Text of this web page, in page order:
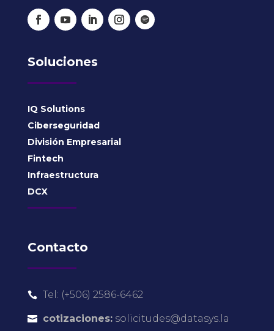
Soluciones
IQ Solutions
Ciberseguridad
División Empresarial
Fintech
Infraestructura
DCX
Contacto
 Tel: (+506) 2586-6462
 cotizaciones: solicitudes@datasys.la